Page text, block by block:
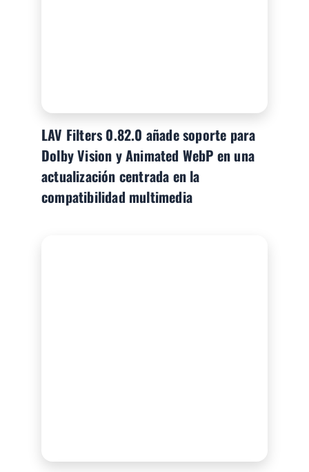
LAV Filters 0.82.0 añade soporte para
Dolby Vision y Animated WebP en una
actualización centrada en la
compatibilidad multimedia